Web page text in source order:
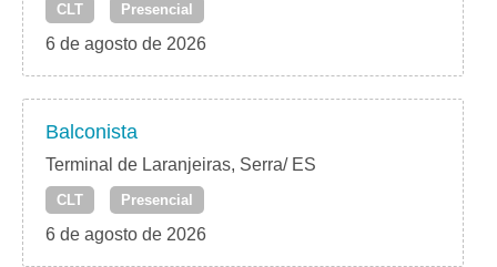
CLT Presencial
6 de agosto de 2026
Balconista
Terminal de Laranjeiras, Serra/ ES
CLT Presencial
6 de agosto de 2026